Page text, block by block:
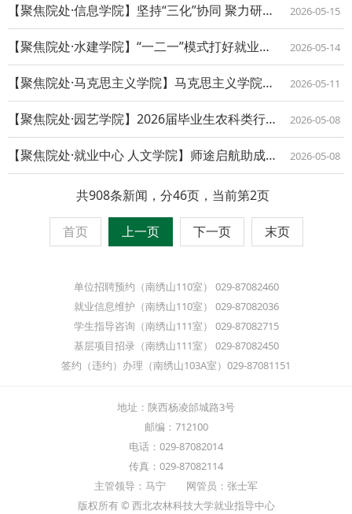
【聚焦院处·信息学院】坚持“三化”协同 聚力研究生就业育人 2026-05-15
【聚焦院处·水建学院】“一二一”模式打好就业攻坚战 2026-05-14
【聚焦院处·马克思主义学院】马克思主义学院师生赴西安访企拓岗 2026-05-11
【聚焦院处·园艺学院】2026届毕业生农科类行业双选会成功举办 2026-05-08
【聚焦院处·就业中心 人文学院】师途启航助成长 精准赋能促就业 2026-05-08
共908条新闻，分46页，当前第2页
首页 上一页 下一页 末页
单位招聘预约（南绣山110室） 029-87082460
就业信息维护（南绣山110室） 029-87082036
学生指导咨询（南绣山111室） 029-87082715
基层项目招录（南绣山111室） 029-87082450
签约（违约）办理（南绣山103A室）029-87081151
地址：陕西杨凌邰城路3号
邮编：712100
电话：029-87082014
传真：029-87082114
主管领导：马宁 网管员：张士军
版权所有 © 西北农林科技大学就业指导中心